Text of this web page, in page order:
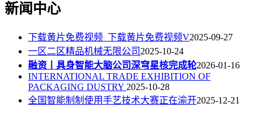
新闻中心
下载黄片免费视频_下载黄片免费视频V2025-09-27
一区二区精品机械无限公司 2025-10-24
融资丨具身智能大脑公司深穹星核完成轮2026-01-16
INTERNATIONAL TRADE EXHIBITION OF
PACKAGING DUSTRY 2025-10-28
全国智能制制使用手艺技术大赛正在渝开2025-12-21